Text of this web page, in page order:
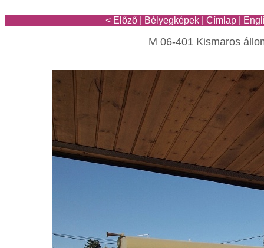
< Előző Bélyegképek Címlap
M 06-401 Kismaros